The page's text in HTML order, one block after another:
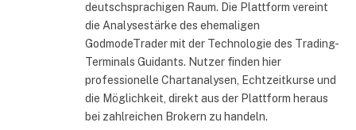
deutschsprachigen Raum. Die Plattform vereint
die Analysestärke des ehemaligen
GodmodeTrader mit der Technologie des Trading-
Terminals Guidants. Nutzer finden hier
professionelle Chartanalysen, Echtzeitkurse und
die Möglichkeit, direkt aus der Plattform heraus
bei zahlreichen Brokern zu handeln.